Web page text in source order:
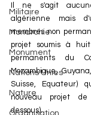
Militaire
Monarchie
Monument
Nations Unies
Nature
Organisation
Il ne s'agit
algérienne mais
membres non
projet soumis à
permanents du
Mozambique,
Suisse, Equateur)
nouveau projet
dessous).